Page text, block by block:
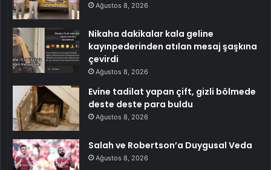
Ağustos 8, 2026
Nikaha dakikalar kala geline
kayınpederinden atılan mesaj şaşkına
çevirdi
Ağustos 8, 2026
Evine tadilat yapan çift, gizli bölmede
deste deste para buldu
Ağustos 8, 2026
Salah ve Robertson’a Duygusal Veda
Ağustos 8, 2026